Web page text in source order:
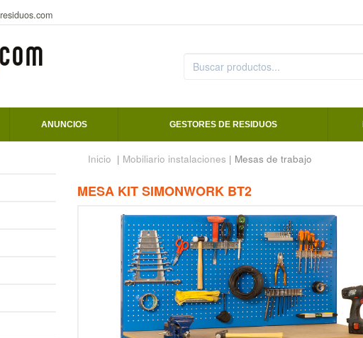
ANUNCIOS GESTORES DE RESIDUOS
Inicio | Mobiliario instalaciones | Mesas de trabajo
MESA KIT SIMONWORK BT2